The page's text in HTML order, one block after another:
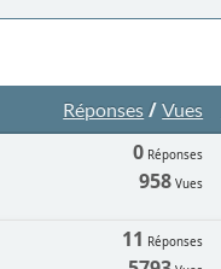
Réponses /Vues
0Réponses
958Vues
11 Réponses